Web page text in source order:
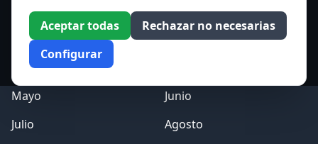
Aceptar todas
Rechazar no necesarias
Configurar
Acceso a los Meses
Enero
Febrero
Marzo
Mayo
Junio
Julio
Agosto